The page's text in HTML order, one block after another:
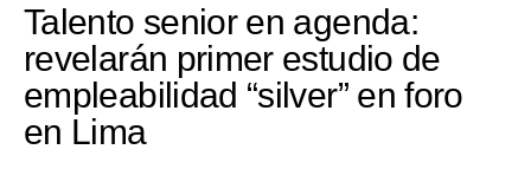
Economía
Mercados
Perú
Talento senior en agenda:
revelarán primer estudio de
empleabilidad “silver” en foro
en Lima